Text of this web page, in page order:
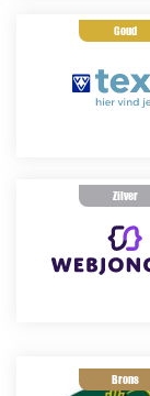
Goud
Zilver
Brons